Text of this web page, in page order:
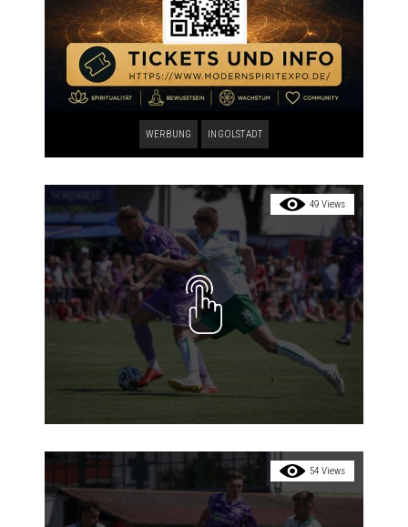
WERBUNG INGOLSTADT
49 Views
54 Views